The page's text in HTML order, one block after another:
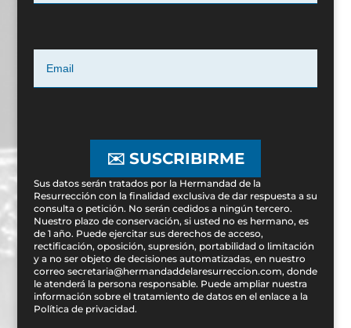
✉️ SUSCRIBIRME
Sus datos serán tratados por la Hermandad de la
Resurrección con la finalidad exclusiva de dar respuesta a su
consulta o petición. No serán cedidos a ningún tercero.
Nuestro plazo de conservación, si usted no es hermano, es
de 1 año. Puede ejercitar sus derechos de acceso,
rectificación, oposición, supresión, portabilidad o limitación
y a no ser objeto de decisiones automatizadas, en nuestro
correo secretaria@hermandaddelaresurreccion.com, donde
le atenderá la persona responsable. Puede ampliar nuestra
información sobre el tratamiento de datos en el enlace a la
Política de privacidad.